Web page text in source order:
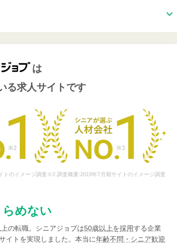
は
る求人サイトです
のイメージ調査※2 調査概要:2019年7月期サイトのイメージ調査
めない
の転職。シニアジョブは50歳以上を採用する企業
イトを実現しました。本当に年齢不問・シニア歓迎